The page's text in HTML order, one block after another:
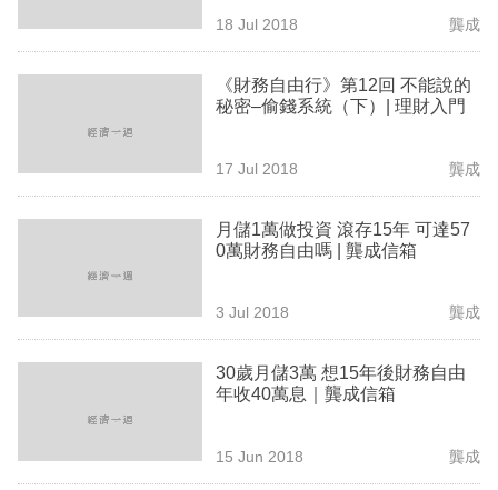
18 Jul 2018 龔成
《財務自由行》第12回 不能說的
秘密–偷錢系統（下）| 理財入門
17 Jul 2018 龔成
月儲1萬做投資 滾存15年 可達57
0萬財務自由嗎 | 龔成信箱
3 Jul 2018 龔成
30歲月儲3萬 想15年後財務自由
年收40萬息｜龔成信箱
15 Jun 2018 龔成